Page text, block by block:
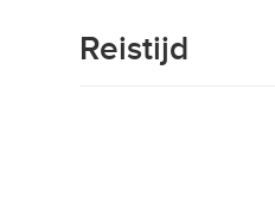
Reistijd